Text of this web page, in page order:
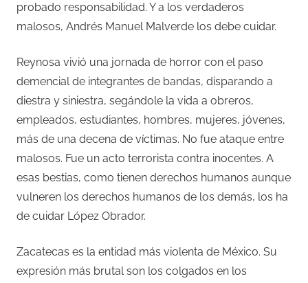
probado responsabilidad. Y a los verdaderos
malosos, Andrés Manuel Malverde los debe cuidar.
Reynosa vivió una jornada de horror con el paso
demencial de integrantes de bandas, disparando a
diestra y siniestra, segándole la vida a obreros,
empleados, estudiantes, hombres, mujeres, jóvenes,
más de una decena de víctimas. No fue ataque entre
malosos. Fue un acto terrorista contra inocentes. A
esas bestias, como tienen derechos humanos aunque
vulneren los derechos humanos de los demás, los ha
de cuidar López Obrador.
Zacatecas es la entidad más violenta de México. Su
expresión más brutal son los colgados en los